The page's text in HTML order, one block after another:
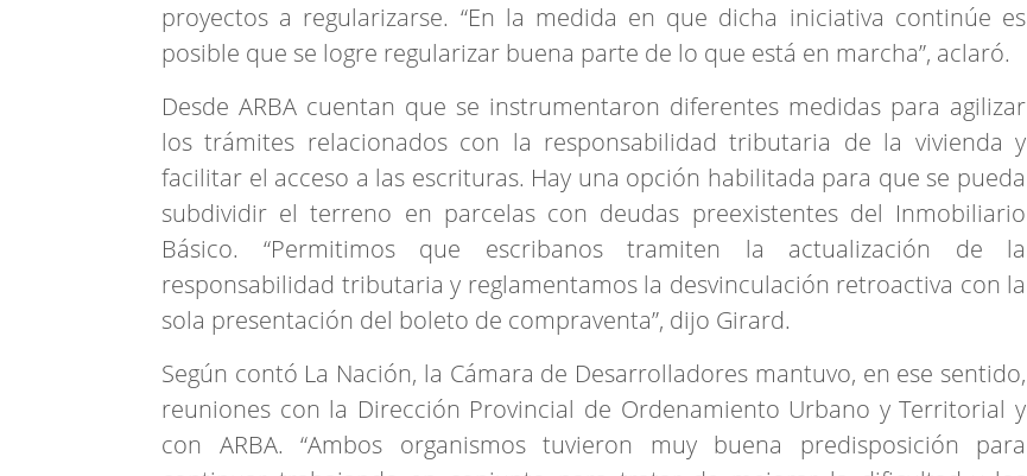
proyectos a regularizarse. “En la medida en que dicha iniciativa continúe es
posible que se logre regularizar buena parte de lo que está en marcha”, aclaró.
Desde ARBA cuentan que se instrumentaron diferentes medidas para agilizar
los trámites relacionados con la responsabilidad tributaria de la vivienda y
facilitar el acceso a las escrituras. Hay una opción habilitada para que se pueda
subdividir el terreno en parcelas con deudas preexistentes del Inmobiliario
Básico. “Permitimos que escribanos tramiten la actualización de la
responsabilidad tributaria y reglamentamos la desvinculación retroactiva con la
sola presentación del boleto de compraventa”, dijo Girard.
Según contó La Nación, la Cámara de Desarrolladores mantuvo, en ese sentido,
reuniones con la Dirección Provincial de Ordenamiento Urbano y Territorial y
con ARBA. “Ambos organismos tuvieron muy buena predisposición para